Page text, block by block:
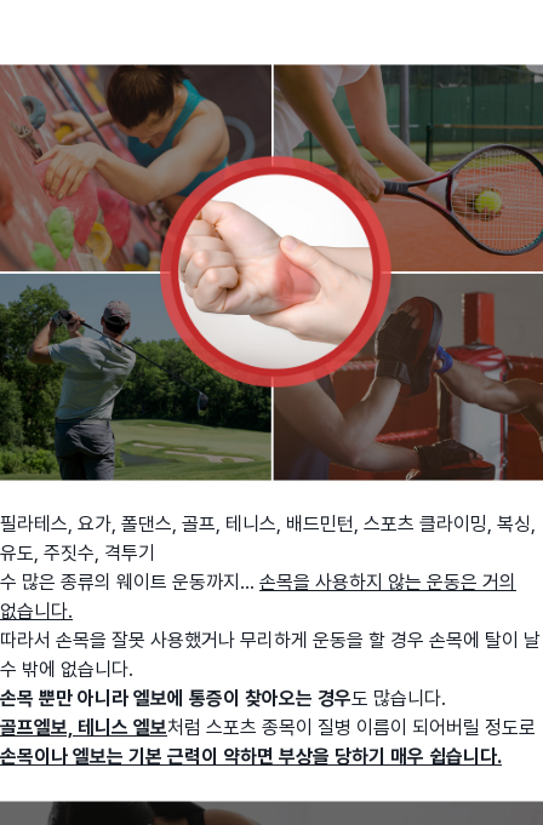
필라테스, 요가, 폴댄스, 골프, 테니스, 배드민턴, 스포츠 클라이밍, 복싱,
유도, 주짓수, 격투기
수 많은 종류의 웨이트 운동까지... 손목을 사용하지 않는 운동은 거의
없습니다.
따라서 손목을 잘못 사용했거나 무리하게 운동을 할 경우 손목에 탈이 날
수 밖에 없습니다.
손목 뿐만 아니라 엘보에 통증이 찾아오는 경우도 많습니다.
골프엘보, 테니스 엘보처럼 스포츠 종목이 질병 이름이 되어버릴 정도로
손목이나 엘보는 기본 근력이 약하면 부상을 당하기 매우 쉽습니다.